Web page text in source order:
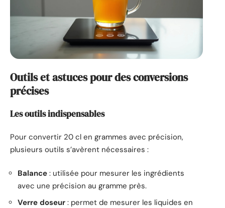
Outils et astuces pour des conversions
précises
Les outils indispensables
Pour convertir 20 cl en grammes avec précision,
plusieurs outils s’avèrent nécessaires :
Balance : utilisée pour mesurer les ingrédients
avec une précision au gramme près.
Verre doseur : permet de mesurer les liquides en